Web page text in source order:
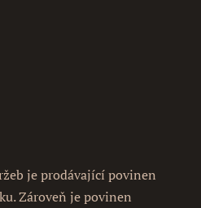
je prodávající povinen
Zároveň je povinen